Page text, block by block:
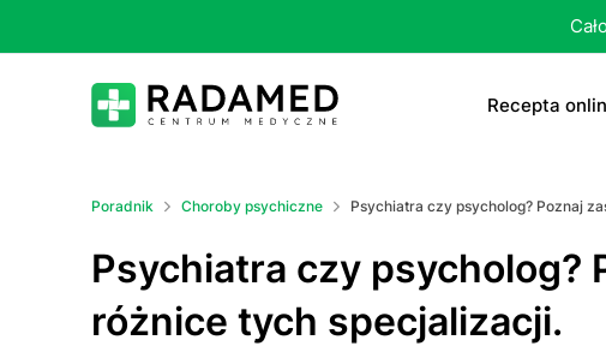
Recepta
Tabletka
Poradnik Choroby psychiczne Psychiatra czy psycholog? Poznaj
Psychiatra czy psycholog?
różnice tych specjalizacji.